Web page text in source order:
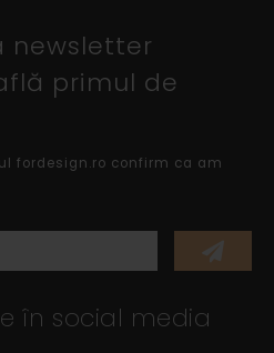
newsletter
primul de
fordesign.ro confirm ca am
în social media